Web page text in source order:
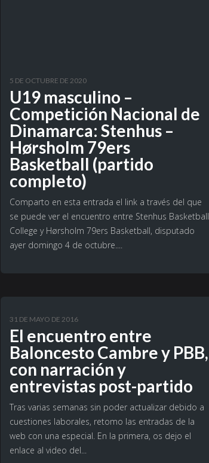
5 DE OCTUBRE DE 2020
U19 masculino –
Competición Nacional de
Dinamarca: Stenhus –
Hørsholm 79ers
Basketball (partido
completo)
Comparto en esta entrada el link a través del que
se puede ver el encuentro entre Stenhus Basketball
College y Hørsholm 79ers Basketball, disputado
ayer domingo 4 de octubre....
31 DE MAYO DE 2016
El encuentro entre
Baloncesto Cambre y PBB,
con narración y
entrevistas post-partido
Tras varias semanas sin poder actualizar debido a
cuestiones laborales, retomo las entradas de la
web con una especial. En la primera, os dejo el
enlace al video del...